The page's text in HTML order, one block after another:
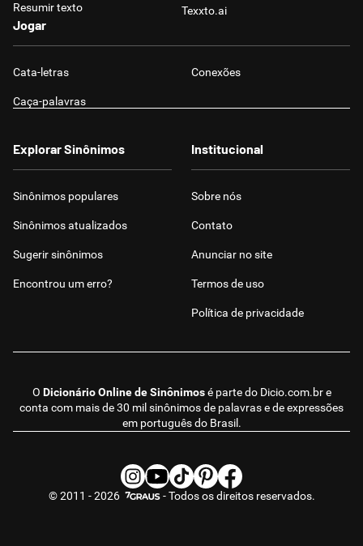
Resumir texto Texxto.ai
Jogar
Cata-letras Conexões
Caça-palavras
O Dicionário Online de Sinônimosé parte do Dicio.com.bre
conta com mais de 30 mil sinônimos de palavras e de expressões
em português do Brasil.
Explorar Sinônimos
Sinônimos populares
Sinônimos atualizados
Sugerir sinônimos
Encontrou um erro?
Institucional
Sobre nós
Contato
Anunciar no site
Termos de uso
Política de privacidade
© 2011 - 2026 - Todos os direitos reservados.